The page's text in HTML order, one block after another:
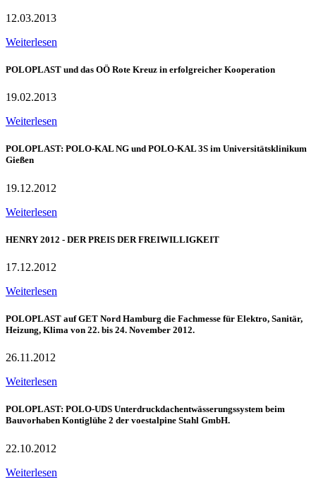
12.03.2013
Weiterlesen
POLOPLAST und das OÖ Rote Kreuz in erfolgreicher Kooperation
19.02.2013
Weiterlesen
POLOPLAST: POLO-KAL NG und POLO-KAL 3S im Universitätsklinikum
Gießen
19.12.2012
Weiterlesen
HENRY 2012 - DER PREIS DER FREIWILLIGKEIT
17.12.2012
Weiterlesen
POLOPLAST auf GET Nord Hamburg die Fachmesse für Elektro, Sanitär,
Heizung, Klima von 22. bis 24. November 2012.
26.11.2012
Weiterlesen
POLOPLAST: POLO-UDS Unterdruckdachentwässerungssystem beim
Bauvorhaben Kontiglühe 2 der voestalpine Stahl GmbH.
22.10.2012
Weiterlesen